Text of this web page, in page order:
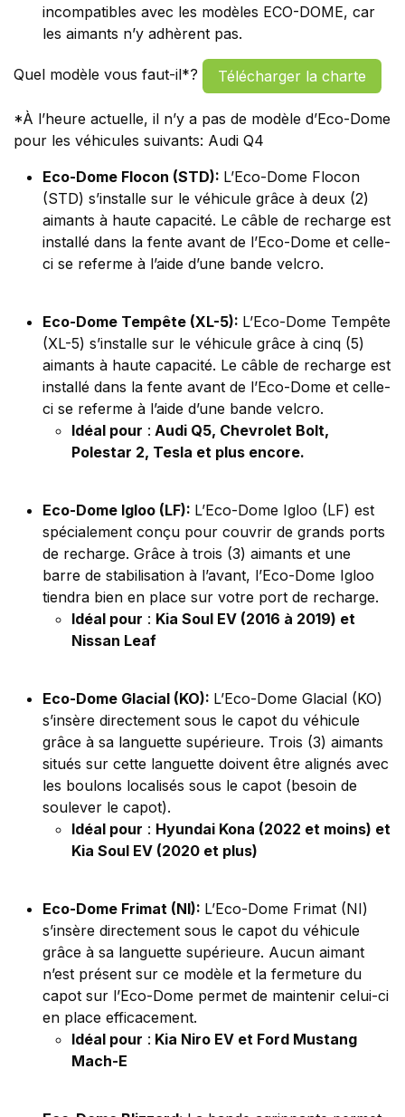
incompatibles avec les modèles ECO-DOME, car
les aimants n’y adhèrent pas.
Quel modèle vous faut-il*? Télécharger la charte
*À l’heure actuelle, il n’y a pas de modèle d’Eco-Dome
pour les véhicules suivants: Audi Q4
Eco-Dome Flocon (STD): L’Eco-Dome Flocon
(STD) s’installe sur le véhicule grâce à deux (2)
aimants à haute capacité. Le câble de recharge est
installé dans la fente avant de l’Eco-Dome et celle-
ci se referme à l’aide d’une bande velcro.
Eco-Dome Tempête (XL-5): L’Eco-Dome Tempête
(XL-5) s’installe sur le véhicule grâce à cinq (5)
aimants à haute capacité. Le câble de recharge est
installé dans la fente avant de l’Eco-Dome et celle-
ci se referme à l’aide d’une bande velcro.
Idéal pour : Audi Q5, Chevrolet Bolt,
Polestar 2, Tesla et plus encore.
Eco-Dome Igloo (LF): L’Eco-Dome Igloo (LF) est
spécialement conçu pour couvrir de grands ports
de recharge. Grâce à trois (3) aimants et une
barre de stabilisation à l’avant, l’Eco-Dome Igloo
tiendra bien en place sur votre port de recharge.
Idéal pour : Kia Soul EV (2016 à 2019) et
Nissan Leaf
Eco-Dome Glacial (KO): L’Eco-Dome Glacial (KO)
s’insère directement sous le capot du véhicule
grâce à sa languette supérieure. Trois (3) aimants
situés sur cette languette doivent être alignés avec
les boulons localisés sous le capot (besoin de
soulever le capot).
Idéal pour : Hyundai Kona (2022 et moins) et
Kia Soul EV (2020 et plus)
Eco-Dome Frimat (NI): L’Eco-Dome Frimat (NI)
s’insère directement sous le capot du véhicule
grâce à sa languette supérieure. Aucun aimant
n’est présent sur ce modèle et la fermeture du
capot sur l’Eco-Dome permet de maintenir celui-ci
en place efficacement.
Idéal pour : Kia Niro EV et Ford Mustang
Mach-E